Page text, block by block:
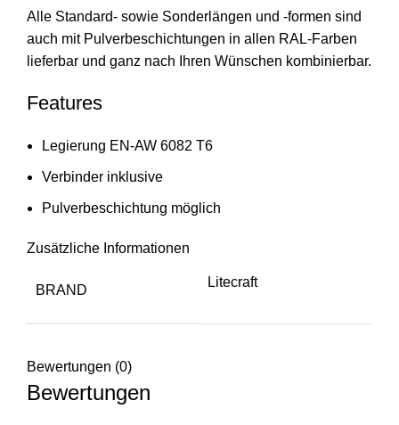
Alle Standard- sowie Sonderlängen und -formen sind
auch mit Pulverbeschichtungen in allen RAL-Farben
lieferbar und ganz nach Ihren Wünschen kombinierbar.
Features
Legierung EN-AW 6082 T6
Verbinder inklusive
Pulverbeschichtung möglich
Zusätzliche Informationen
BRAND
Litecraft
Bewertungen (0)
Bewertungen